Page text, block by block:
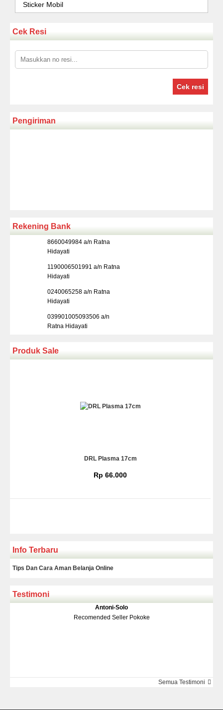
Sticker Mobil
Cek Resi
Cek resi
Pengiriman
Rekening Bank
8660049984 a/n Ratna
Hidayati
1190006501991 a/n Ratna
Hidayati
0240065258 a/n Ratna
Hidayati
039901005093506 a/n
Ratna Hidayati
Produk Sale
DRL Plasma 17cm
Rp 66.000
Rp 139.000150.000
Info Terbaru
Tips Dan Cara Aman Belanja Online
Testimoni
Antoni-Solo
Recomended Seller Pokoke
Semua Testimoni